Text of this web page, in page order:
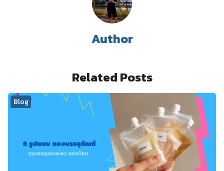
Author
Related Posts
Blog